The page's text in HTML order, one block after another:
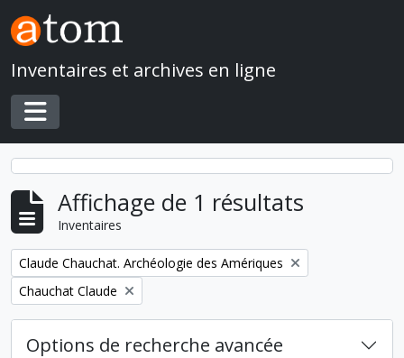
Skip to main content
Inventaires et archives en ligne
Toggle navigation
Affichage de 1 résultats
Inventaires
Remove filter:
Claude Chauchat. Archéologie des Amériques
Remove filter:
Chauchat Claude
Options de recherche avancée